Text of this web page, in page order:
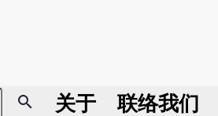
search 关于 联络我们